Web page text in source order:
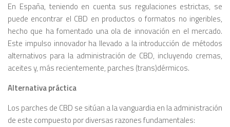
En España, teniendo en cuenta sus regulaciones estrictas, se
puede encontrar el CBD en productos o formatos no ingeribles,
hecho que ha fomentado una ola de innovación en el mercado.
Este impulso innovador ha llevado a la introducción de métodos
alternativos para la administración de CBD, incluyendo cremas,
aceites y, más recientemente, parches (trans)dérmicos.
Alternativa práctica
Los parches de CBD se sitúan a la vanguardia en la administración
de este compuesto por diversas razones fundamentales: